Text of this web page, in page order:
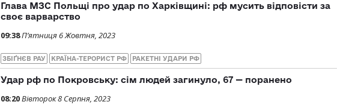
Глава МЗС Польщі про удар по Харківщині: рф мусить відповісти за
своє варварство
09:38П’ятниця 6 Жовтня, 2023
ЗБІҐНЄВ РАУ КРАЇНА-ТЕРОРИСТ РФ РАКЕТНІ УДАРИ РФ
Удар рф по Покровську: сім людей загинуло, 67 — поранено
08:20Вівторок 8 Серпня, 2023